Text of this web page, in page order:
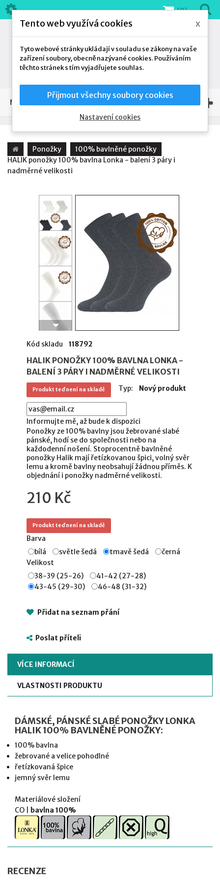
(0)
NAŠE NABÍDKA
Ponožky
100% bavlněné ponožky
HALIK ponožky 100% bavlna Lonka - balení 3 páry i
nadměrné velikosti
Kód skladu 118792
HALIK PONOŽKY 100% BAVLNA LONKA -
BALENÍ 3 PÁRY I NADMĚRNÉ VELIKOSTI
Produkt teď není na skladě Typ: Nový produkt
Informujte mě, až bude k dispozici
Ponožky ze 100% bavlny jsou žebrované slabé
pánské, hodí se do společnosti nebo na
každodenní nošení. Stoprocentně bavlněné
ponožky Halik mají řetízkovanou špici, volný svěr
lemu a kromě bavlny neobsahují žádnou příměs. K
objednání i ponožky nadměrné velikosti.
210 Kč
Produkt teď není na skladě
Barva
bílá
světle šedá tmavě šedá
černá
Velikost
38-39 (25-26)
41-42 (27-28)
43-45 (29-30)
46-48 (31-32)
Přidat na seznam přání
Poslat příteli
VÍCE INFORMACÍ
VLASTNOSTI PRODUKTU
DÁMSKÉ, PÁNSKÉ SLABÉ PONOŽKY LONKA
HALIK 100% BAVLNĚNÉ PONOŽKY:
100% bavlna
žebrované a velice pohodlné
řetízkovaná špice
jemný svěr lemu
Materiálové složení
CO | bavlna 100%
RECENZE
Tento web využívá cookies x
Tyto webové stránky ukládají v souladu se zákony na vaše
zařízení soubory, obecně nazývané cookies. Používáním
těchto stránek s tím vyjadřujete souhlas.
Přijmout všechny soubory cookies
Nastavení cookies